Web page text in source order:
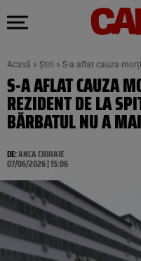
Acasă » Știri » S-a aflat cauza
S-A AFLAT CAUZA
REZIDENT DE LA
BĂRBATUL NU A
DE:ANCA CHIHAIE
07/06/2026 | 15:06